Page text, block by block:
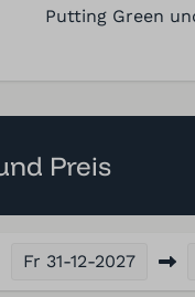
Putting Green
Preis
Fr 31-12-2027